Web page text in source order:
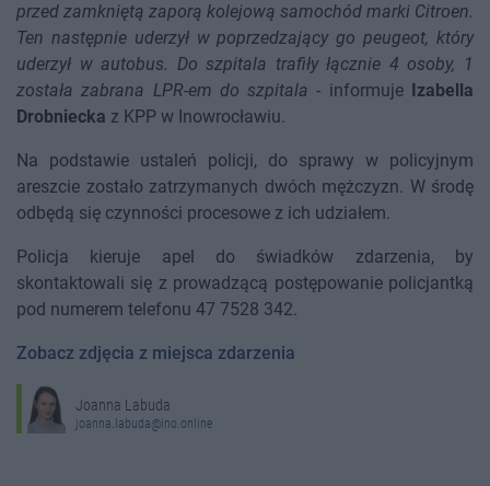
przed zamkniętą zaporą kolejową samochód marki Citroen.
Ten następnie uderzył w poprzedzający go peugeot, który
uderzył w autobus. Do szpitala trafiły łącznie 4 osoby, 1
została zabrana LPR-em do szpitala - informuje
Izabella
Drobniecka z KPP w Inowrocławiu.
Na podstawie ustaleń policji, do sprawy w policyjnym
areszcie zostało zatrzymanych dwóch mężczyzn. W środę
odbędą się czynności procesowe z ich udziałem.
Policja kieruje apel do świadków zdarzenia, by
skontaktowali się z prowadzącą postępowanie policjantką
pod numerem telefonu 47 7528 342.
Zobacz zdjęcia z miejsca zdarzenia
Joanna Labuda
joanna.labuda@ino.online